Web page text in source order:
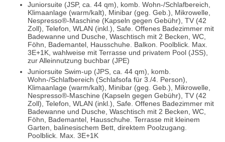
Juniorsuite (JSP, ca. 44 qm), komb. Wohn-/Schlafbereich,
Klimaanlage (warm/kalt), Minibar (geg. Geb.), Mikrowelle,
Nespresso®-Maschine (Kapseln gegen Gebühr), TV (42
Zoll), Telefon, WLAN (inkl.), Safe. Offenes Badezimmer mit
Badewanne und Dusche, Waschtisch mit 2 Becken, WC,
Föhn, Bademantel, Hausschuhe. Balkon. Poolblick. Max.
3E+1K, wahlweise mit Terrasse und privatem Pool (JSS),
zur Alleinnutzung buchbar (JPE)
Juniorsuite Swim-up (JPS, ca. 44 qm), komb.
Wohn-/Schlafbereich (Schlafsofa für 3./4. Person),
Klimaanlage (warm/kalt), Minibar (geg. Geb.), Mikrowelle,
Nespresso®-Maschine (Kapseln gegen Gebühr), TV (42
Zoll), Telefon, WLAN (inkl.), Safe. Offenes Badezimmer mit
Badewanne und Dusche, Waschtisch mit 2 Becken, WC,
Föhn, Bademantel, Hausschuhe. Terrasse mit kleinem
Garten, balinesischem Bett, direktem Poolzugang.
Poolblick. Max. 3E+1K